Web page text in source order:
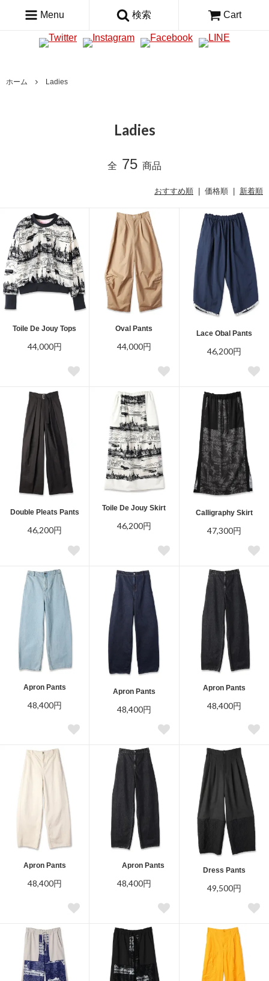
Menu 検索 Cart
ホーム Ladies
Ladies
全 75 商品
おすすめ順 | 価格順 | 新着順
Toile De Jouy Tops
44,000円
Oval Pants
44,000円
Lace Obal Pants
46,200円
Double Pleats Pants
46,200円
Toile De Jouy Skirt
46,200円
Calligraphy Skirt
47,300円
Apron Pants
48,400円
Apron Pants
48,400円
Apron Pants
48,400円
Apron Pants
48,400円
Apron Pants
48,400円
Dress Pants
49,500円